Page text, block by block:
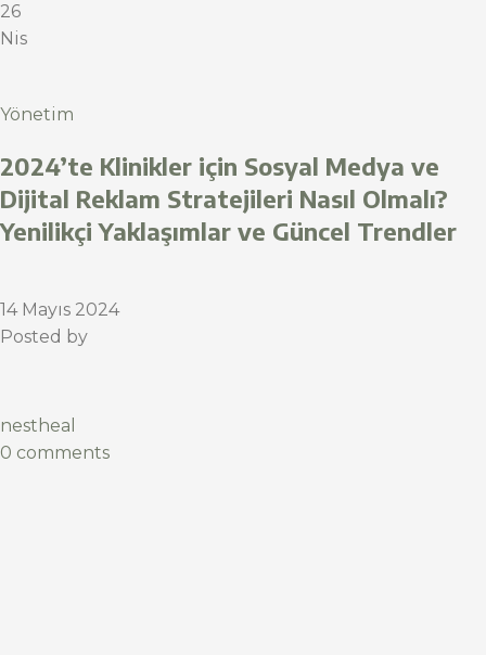
26
Nis
Yönetim
2024’te Klinikler için Sosyal Medya ve
Dijital Reklam Stratejileri Nasıl Olmalı?
Yenilikçi Yaklaşımlar ve Güncel Trendler
14 Mayıs 2024
Posted by
nestheal
0 comments